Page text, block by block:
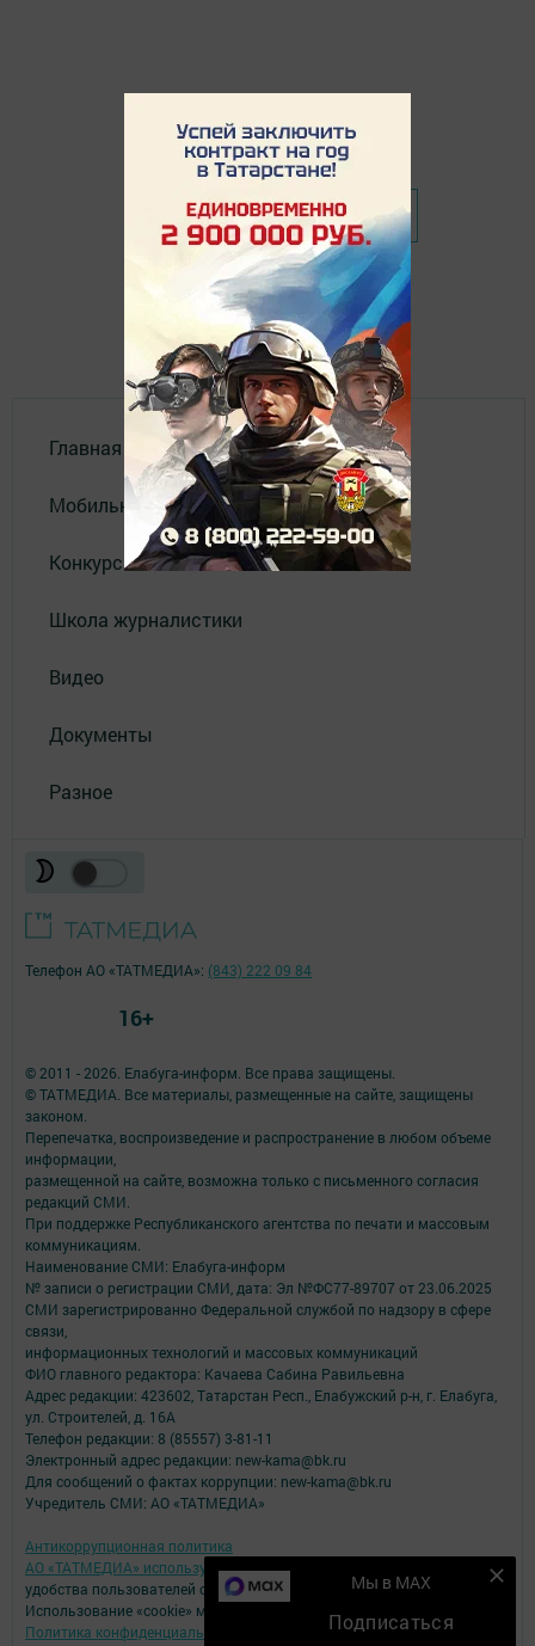
❮ Назад
Главная
Мобильный репортер
Конкурсы
Школа журналистики
Видео
Документы
Разное
Мы в MAX
Подписаться
© 2011 - 2026. Елабуга-информ. Все права защищены.
© ТАТМЕДИА. Все материалы, размещенные на сайте, защищены
законом.
Перепечатка, воспроизведение и распространение в любом объеме
информации,
размещенной на сайте, возможна только с письменного согласия
редакций СМИ.
При поддержке Республиканского агентства по печати и массовым
коммуникациям.
Наименование СМИ: Елабуга-информ
№ записи о регистрации СМИ, дата: Эл №ФС77-89707 от 23.06.2025
СМИ зарегистрированно Федеральной службой по надзору в сфере
связи,
информационных технологий и массовых коммуникаций
ФИО главного редактора: Качаева Сабина Равильевна
Адрес редакции: 423602, Татарстан Респ., Елабужский р-н, г. Елабуга,
ул. Строителей, д. 16А
Телефон редакции: 8 (85557) 3-81-11
Электронный адрес редакции: new-kama@bk.ru
Для сообщений о фактах коррупции: new-kama@bk.ru
Учредитель СМИ: АО «ТАТМЕДИА»
Антикоррупционная политика
АО «ТАТМЕДИА» использует «cookie»для персонализации сервисов и
удобства пользователей сайтом.
Использование «cookie» можно отменить в настройках браузера.
Политика конфиденциальности
Телефон АО «ТАТМЕДИА»: (843) 222 09 84
16+